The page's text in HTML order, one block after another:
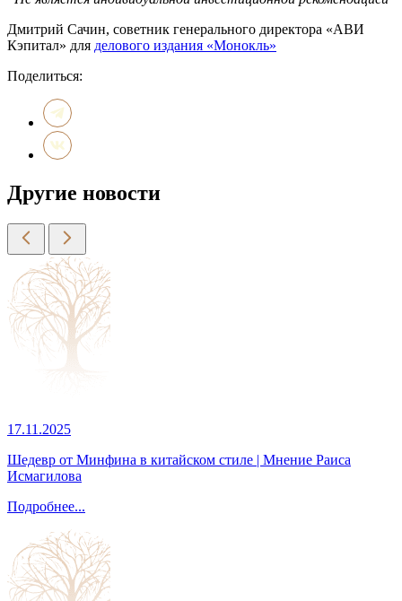
Дмитрий Сачин, советник генерального директора «АВИ
Кэпитал» для делового издания «Монокль»
Поделиться:
Другие новости
17.11.2025
Шедевр от Минфина в китайском стиле | Мнение Раиса
Исмагилова
Подробнее...